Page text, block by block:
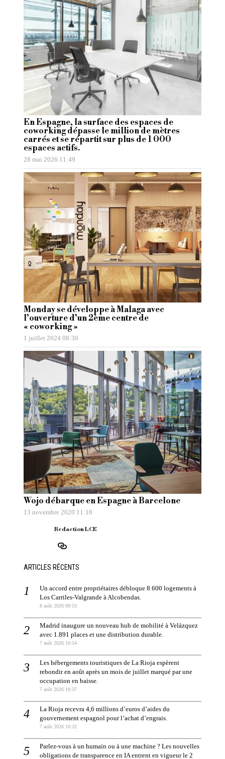
En Espagne, la surface des espaces de
coworking dépasse le million de mètres
carrés et se répartit sur plus de 1 000
espaces actifs.
28 mai 2026 11:49
Monday se développe à Malaga avec
l’ouverture d’un 2ème centre de
« coworking »
1 juillet 2024 08:30
Wojo débarque en Espagne à Barcelone
13 novembre 2020 11:18
Redaction LCE
ARTICLES RÉCENTS
Un accord entre propriétaires débloque 8 600 logements à
Los Carriles-Valgrande à Alcobendas.
8 août 2026 09:53
Madrid inaugure un nouveau hub de mobilité à Velázquez
avec 1.891 places et une distribution durable.
7 août 2026 10:54
Les hébergements touristiques de La Rioja espèrent
rebondir en août après un mois de juillet marqué par une
occupation en baisse.
7 août 2026 10:37
La Rioja recevra 4,6 millions d’euros d’aides du
gouvernement espagnol pour l’achat d’engrais.
7 août 2026 10:32
Parlez-vous à un humain ou à une machine ? Les nouvelles
obligations de transparence en IA entrent en vigueur le 2